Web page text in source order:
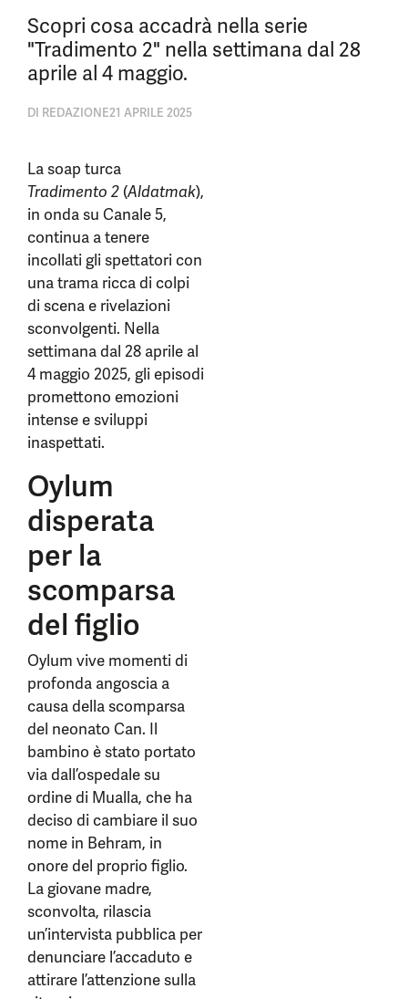
Scopri cosa accadrà nella serie
"Tradimento 2" nella settimana dal 28
aprile al 4 maggio.
DI REDAZIONE21 APRILE 2025
La soap turca
Tradimento 2 (Aldatmak),
in onda su Canale 5,
continua a tenere
incollati gli spettatori con
una trama ricca di colpi
di scena e rivelazioni
sconvolgenti. Nella
settimana dal 28 aprile al
4 maggio 2025, gli episodi
promettono emozioni
intense e sviluppi
inaspettati.
Oylum
disperata
per la
scomparsa
del figlio
Oylum vive momenti di
profonda angoscia a
causa della scomparsa
del neonato Can. Il
bambino è stato portato
via dall’ospedale su
ordine di Mualla, che ha
deciso di cambiare il suo
nome in Behram, in
onore del proprio figlio.
La giovane madre,
sconvolta, rilascia
un’intervista pubblica per
denunciare l’accaduto e
attirare l’attenzione sulla